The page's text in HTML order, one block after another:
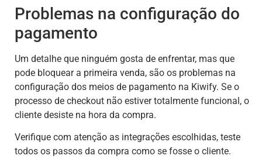
Problemas na configuração do
pagamento
Um detalhe que ninguém gosta de enfrentar, mas que
pode bloquear a primeira venda, são os problemas na
configuração dos meios de pagamento na Kiwify. Se o
processo de checkout não estiver totalmente funcional, o
cliente desiste na hora da compra.
Verifique com atenção as integrações escolhidas, teste
todos os passos da compra como se fosse o cliente.